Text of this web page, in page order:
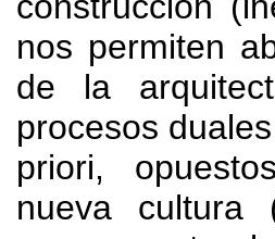
nos permiten
de la
procesos
priori, opuestos
nueva cultura